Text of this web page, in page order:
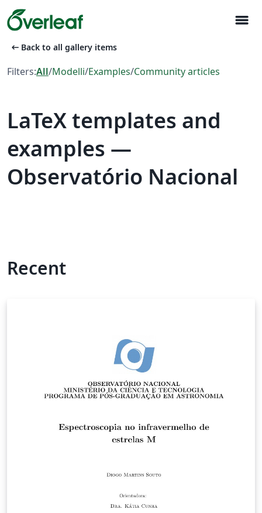
menu
arrow_left_alt Back to all gallery items
Filters:All/Modelli/Examples/Community articles
LaTeX templates and
examples —
Observatório Nacional
Recent